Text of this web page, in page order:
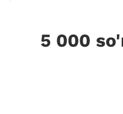
5 000